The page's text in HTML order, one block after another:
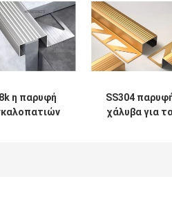
8k η παρυφή
SS304
χάλυβα για